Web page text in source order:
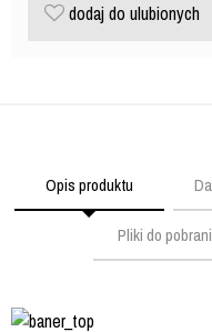
dodaj do ulubionych
Opis produktu
Pliki do